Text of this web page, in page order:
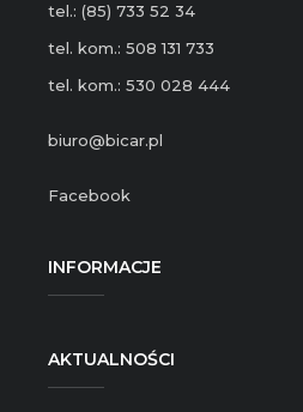
tel.: (85) 733 52 34
tel. kom.: 508 131 733
tel. kom.: 530 028 444
biuro@bicar.pl
Facebook
INFORMACJE
AKTUALNOŚCI